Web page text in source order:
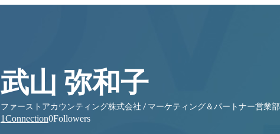
武山 弥和子
ファーストアカウンティング株式会社 / マーケティング＆パートナー営業部
1Connection0Followers